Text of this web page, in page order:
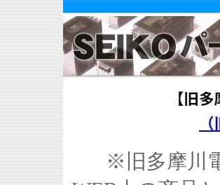
※旧多摩川